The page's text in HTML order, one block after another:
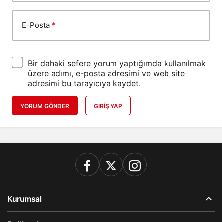
E-Posta *
Bir dahaki sefere yorum yaptığımda kullanılmak
üzere adımı, e-posta adresimi ve web site
adresimi bu tarayıcıya kaydet.
YORUM GÖNDER GIRIŞ YAP
Kurumsal